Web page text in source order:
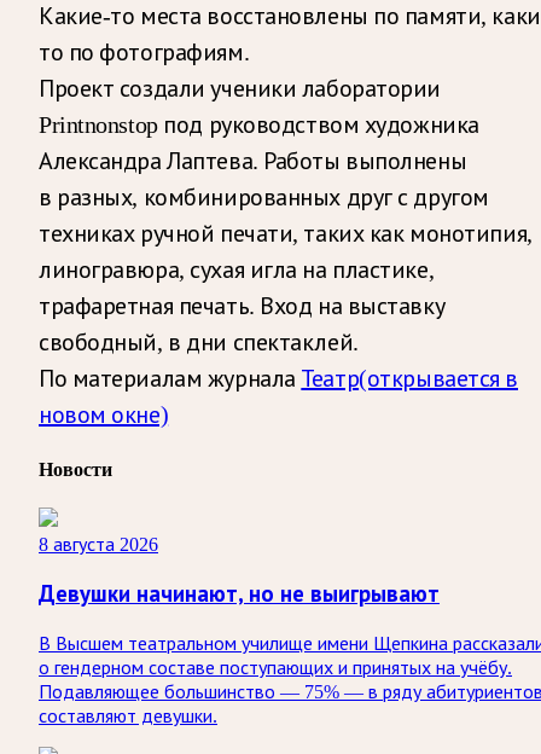
Какие-то места восстановлены по памяти,
то по фотографиям.
Проект создали ученики лаборатории
Printnonstop под руководством художника
Александра Лаптева. Работы выполнены
в разных, комбинированных друг с другом
техниках ручной печати, таких как монотипия,
линогравюра, сухая игла на пластике,
трафаретная печать. Вход на выставку
свободный, в дни спектаклей.
По материалам журнала Театр(открывается в
новом окне)
Новости
8 августа 2026
Девушки начинают, но не выигрывают
В Высшем театральном училище имени Щепкина
о гендерном составе поступающих и принятых на учёбу.
Подавляющее большинство — 75% — в ряду
составляют девушки.